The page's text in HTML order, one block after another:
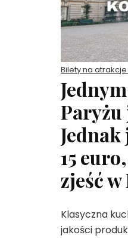
Bilety na atrakcje
Paryżu
15
zjeść
Klasyczna
jakości